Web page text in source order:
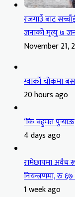
रजगाउँ बाट
जनाको मृत्यु ७
November 21,
ग्वार्को चोकमा
20 hours ago
‘कि बहुमत
4 days ago
रामेछापमा अवैध
नियन्त्रणमा, रु
1 week ago